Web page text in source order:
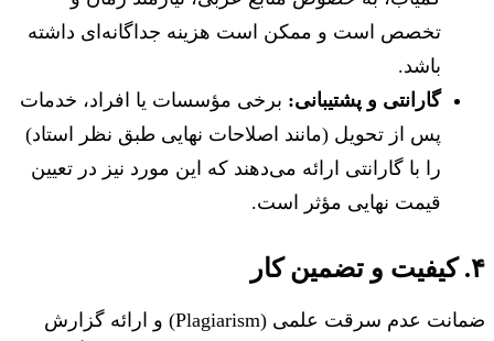
تخصص است و ممکن است هزینه جداگانه‌ای داشته
باشد.
گارانتی و پشتیبانی: برخی مؤسسات یا افراد، خدمات
پس از تحویل (مانند اصلاحات نهایی طبق نظر استاد)
را با گارانتی ارائه می‌دهند که این مورد نیز در تعیین
قیمت نهایی مؤثر است.
۴. کیفیت و تضمین کار
ضمانت عدم سرقت علمی (Plagiarism) و ارائه گزارش